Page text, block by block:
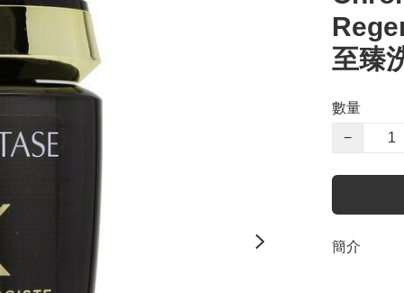
至臻
數量
−
簡介